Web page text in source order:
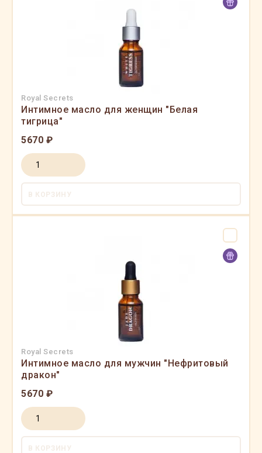
Royal Secrets
Интимное масло для женщин "Белая
тигрица"
5670 ₽
В КОРЗИНУ
Royal Secrets
Интимное масло для мужчин "Нефритовый
дракон"
5670 ₽
В КОРЗИНУ